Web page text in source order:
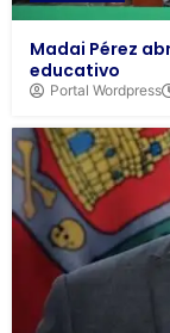
Madai Pérez
educativo
Portal Wordpress